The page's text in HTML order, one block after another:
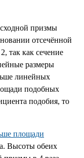
призмы
отсечённой
так как сечение
размеры
линейных
подобных
подобия, то
площади
Высоты обеих